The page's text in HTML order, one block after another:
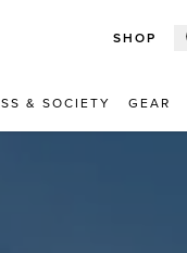
SHOP
& SOCIETY GEAR